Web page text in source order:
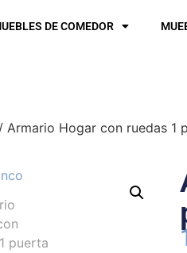
DE COMEDOR
/ Armario Hogar con ruedas 1